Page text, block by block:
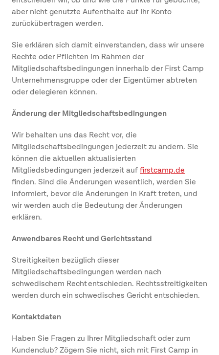
aber nicht genutzte Aufenthalte auf Ihr Konto
zurückübertragen werden.
Sie erklären sich damit einverstanden, dass wir unsere
Rechte oder Pflichten im Rahmen der
Mitgliedschaftsbedingungen innerhalb der First Camp
Unternehmensgruppe oder der Eigentümer abtreten
oder delegieren können.
Änderung der Mitgliedschaftsbedingungen
Wir behalten uns das Recht vor, die
Mitgliedschaftsbedingungen jederzeit zu ändern. Sie
können die aktuellen aktualisierten
Mitgliedsbedingungen jederzeit auf firstcamp.de
finden. Sind die Änderungen wesentlich, werden Sie
informiert, bevor die Änderungen in Kraft treten, und
wir werden auch die Bedeutung der Änderungen
erklären.
Anwendbares Recht und Gerichtsstand
Streitigkeiten bezüglich dieser
Mitgliedschaftsbedingungen werden nach
schwedischem Recht entschieden. Rechtsstreitigkeiten
werden durch ein schwedisches Gericht entschieden.
Kontaktdaten
Haben Sie Fragen zu Ihrer Mitgliedschaft oder zum
Kundenclub? Zögern Sie nicht, sich mit First Camp in